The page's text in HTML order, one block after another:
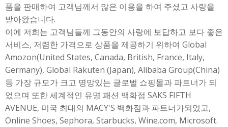
품을 판매하여 고객님께서 많은 이용을 하여 주셨고 사랑을
받아왔습니다.
이에 저희는 고객님들께 그동안의 사랑에 보답하고 보다 좋은
서비스, 저렴한 가격으로 상품을 제공하기 위하여 Global
Amozon(United States, Canada, British, France, Italy,
Germany), Global Rakuten (Japan), Alibaba Group(China)
등 가장 규모가 크고 명망있는 글로벌 쇼핑몰과 파트너가 되
었으며 또한 세계적인 유명 패션 백화점 SAKS FIFTH
AVENUE, 미국 최대의 MACY'S 백화점과 파트너가되었고,
Online Shoes, Sephora, Starbucks, Wine.com, Microsoft.